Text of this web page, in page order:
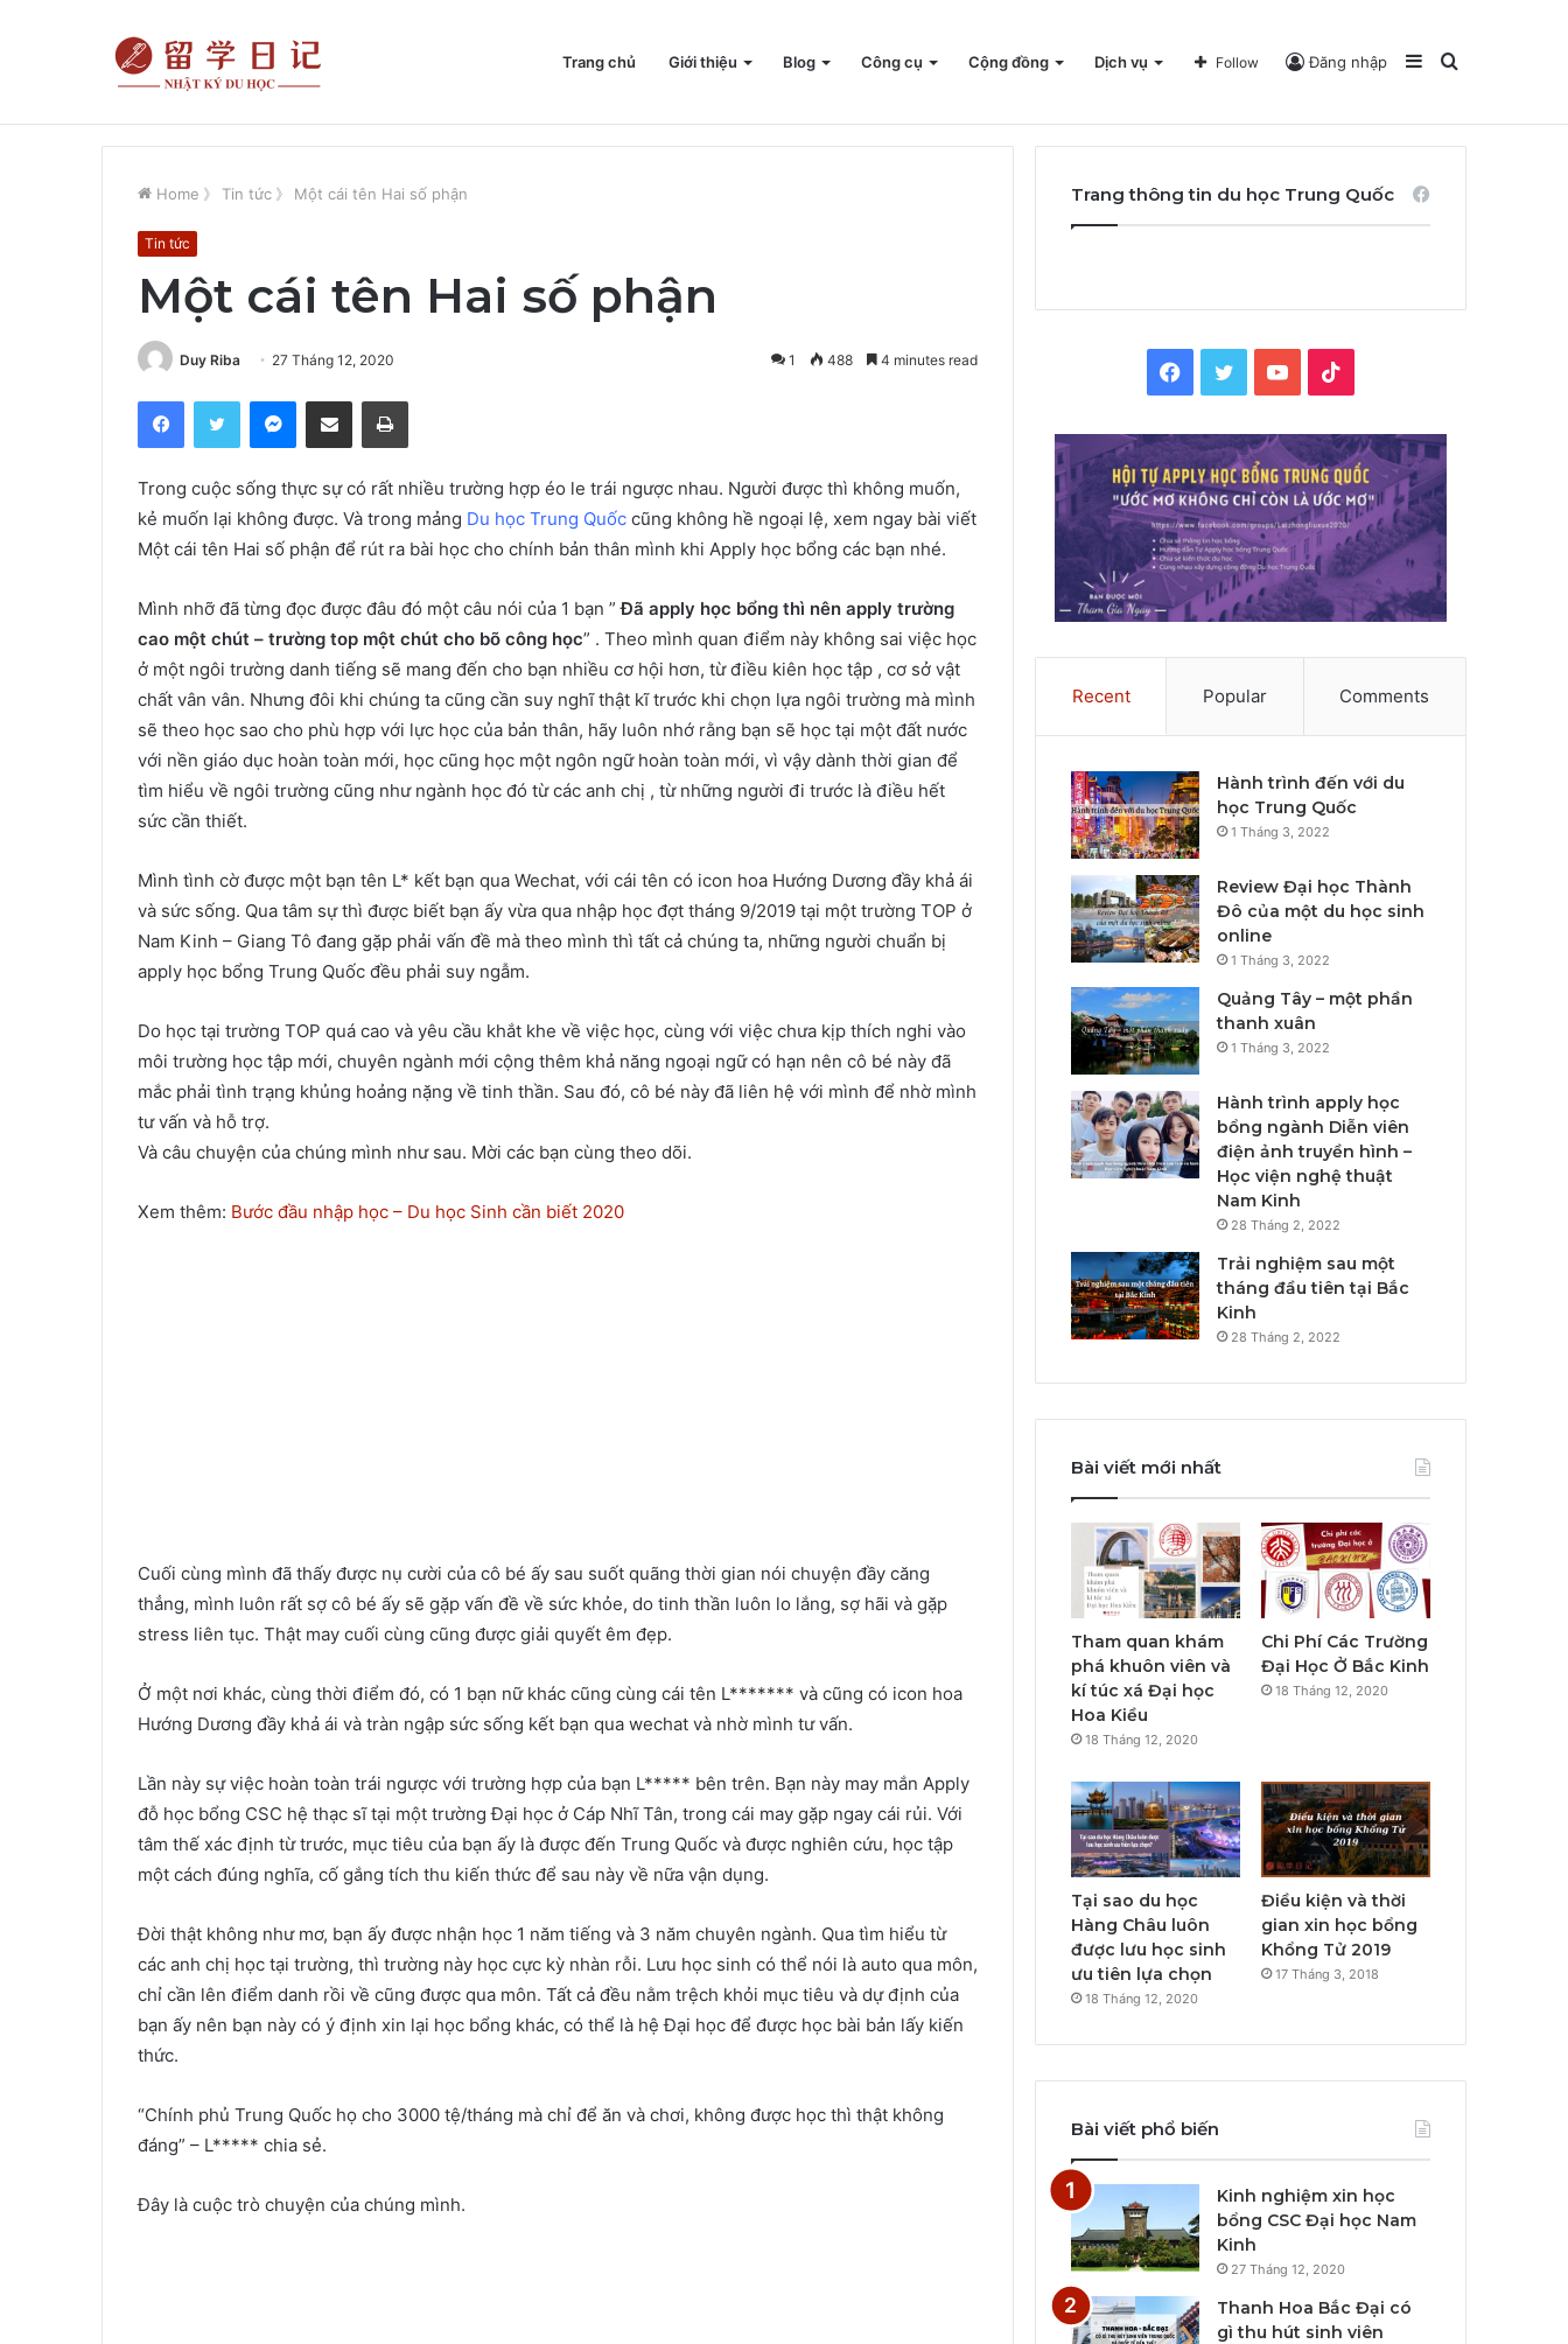
Trang chủ Giới thiệu Blog Công cụ Cộng đồng Dịch vụ Search
Sidebar
Đăng nhập
Follow
Tin mới
Review Đại học Thành Đô của một du học sinh online
Home 》 Tin tức 》 Một cái tên Hai số phận
Tin tức
Một cái tên Hai số phận
Duy Riba 27 Tháng 12, 2020 1 488 4 minutes read
FacebookTwitter Messenger
Share via Email Print
Trong cuộc sống thực sự có rất nhiều trường hợp éo le trái ngược nhau. Người được thì không muốn,
kẻ muốn lại không được. Và trong mảng Du học Trung Quốc cũng không hề ngoại lệ, xem ngay bài viết
Một cái tên Hai số phận để rút ra bài học cho chính bản thân mình khi Apply học bổng các bạn nhé.
Mình nhỡ đã từng đọc được đâu đó một câu nói của 1 bạn ”Đã apply học bổng thì nên apply trường
cao một chút – trường top một chút cho bõ công học” . Theo mình quan điểm này không sai việc học
ở một ngôi trường danh tiếng sẽ mang đến cho bạn nhiều cơ hội hơn, từ điều kiên học tập , cơ sở vật
chất vân vân. Nhưng đôi khi chúng ta cũng cần suy nghĩ thật kĩ trước khi chọn lựa ngôi trường mà mình
sẽ theo học sao cho phù hợp với lực học của bản thân, hãy luôn nhớ rằng bạn sẽ học tại một đất nước
với nền giáo dục hoàn toàn mới, học cũng học một ngôn ngữ hoàn toàn mới, vì vậy dành thời gian để
tìm hiểu về ngôi trường cũng như ngành học đó từ các anh chị , từ những người đi trước là điều hết
sức cần thiết.
Mình tình cờ được một bạn tên L* kết bạn qua Wechat, với cái tên có icon hoa Hướng Dương đầy khả ái
và sức sống. Qua tâm sự thì được biết bạn ấy vừa qua nhập học đợt tháng 9/2019 tại một trường TOP ở
Nam Kinh – Giang Tô đang gặp phải vấn đề mà theo mình thì tất cả chúng ta, những người chuẩn bị
apply học bổng Trung Quốc đều phải suy ngẫm.
Do học tại trường TOP quá cao và yêu cầu khắt khe về việc học, cùng với việc chưa kịp thích nghi vào
môi trường học tập mới, chuyên ngành mới cộng thêm khả năng ngoại ngữ có hạn nên cô bé này đã
mắc phải tình trạng khủng hoảng nặng về tinh thần. Sau đó, cô bé này đã liên hệ với mình để nhờ mình
tư vấn và hỗ trợ.
Và câu chuyện của chúng mình như sau. Mời các bạn cùng theo dõi.
Xem thêm: Bước đầu nhập học – Du học Sinh cần biết 2020
Cuối cùng mình đã thấy được nụ cười của cô bé ấy sau suốt quãng thời gian nói chuyện đầy căng
thẳng, mình luôn rất sợ cô bé ấy sẽ gặp vấn đề về sức khỏe, do tinh thần luôn lo lắng, sợ hãi và gặp
stress liên tục. Thật may cuối cùng cũng được giải quyết êm đẹp.
Ở một nơi khác, cùng thời điểm đó, có 1 bạn nữ khác cũng cùng cái tên L******* và cũng có icon hoa
Hướng Dương đầy khả ái và tràn ngập sức sống kết bạn qua wechat và nhờ mình tư vấn.
Lần này sự việc hoàn toàn trái ngược với trường hợp của bạn L***** bên trên. Bạn này may mắn Apply
đỗ học bổng CSC hệ thạc sĩ tại một trường Đại học ở Cáp Nhĩ Tân, trong cái may gặp ngay cái rủi. Với
tâm thế xác định từ trước, mục tiêu của bạn ấy là được đến Trung Quốc và được nghiên cứu, học tập
một cách đúng nghĩa, cố gắng tích thu kiến thức để sau này về nữa vận dụng.
Đời thật không như mơ, bạn ấy được nhận học 1 năm tiếng và 3 năm chuyên ngành. Qua tìm hiểu từ
các anh chị học tại trường, thì trường này học cực kỳ nhàn rỗi. Lưu học sinh có thể nói là auto qua môn,
chỉ cần lên điểm danh rồi về cũng được qua môn. Tất cả đều nằm trệch khỏi mục tiêu và dự định của
bạn ấy nên bạn này có ý định xin lại học bổng khác, có thể là hệ Đại học để được học bài bản lấy kiến
thức.
“Chính phủ Trung Quốc họ cho 3000 tệ/tháng mà chỉ để ăn và chơi, không được học thì thật không
đáng” – L***** chia sẻ.
Đây là cuộc trò chuyện của chúng mình.
Trang thông tin du học Trung Quốc
Facebook
TwitterYouTube
Recent Popular Comments
Hành trình đến với du
học Trung Quốc
1 Tháng 3, 2022
Review Đại học Thành
Đô của một du học sinh
online
1 Tháng 3, 2022
Quảng Tây – một phần
thanh xuân
1 Tháng 3, 2022
Hành trình apply học
bổng ngành Diễn viên
điện ảnh truyền hình –
Học viện nghệ thuật
Nam Kinh
28 Tháng 2, 2022
Trải nghiệm sau một
tháng đầu tiên tại Bắc
Kinh
28 Tháng 2, 2022
Bài viết mới nhất
Tham quan khám
phá khuôn viên và
kí túc xá Đại học
Hoa Kiều
18 Tháng 12, 2020
Chi Phí Các Trường
Đại Học Ở Bắc Kinh
18 Tháng 12, 2020
Tại sao du học
Hàng Châu luôn
được lưu học sinh
ưu tiên lựa chọn
18 Tháng 12, 2020
Điều kiện và thời
gian xin học bổng
Khổng Tử 2019
17 Tháng 3, 2018
Bài viết phổ biến
Kinh nghiệm xin học
bổng CSC Đại học Nam
Kinh
27 Tháng 12, 2020
Thanh Hoa Bắc Đại có
gì thu hút sinh viên